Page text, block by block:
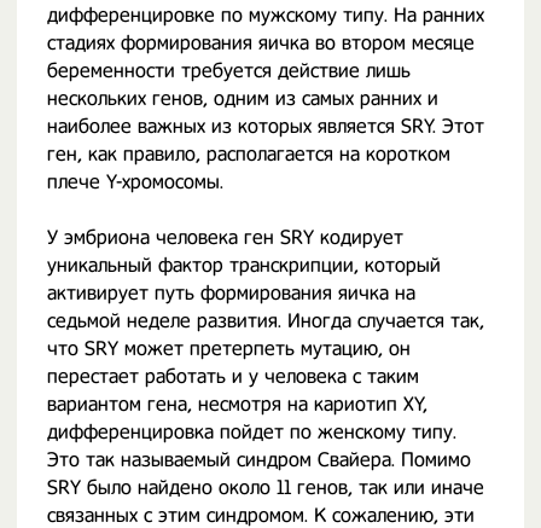
дифференцировке по мужскому типу. На ранних
стадиях формирования яичка во втором месяце
беременности требуется действие лишь
нескольких генов, одним из самых ранних и
наиболее важных из которых является SRY. Этот
ген, как правило, располагается на коротком
плече Y-хромосомы.
У эмбриона человека ген SRY кодирует
уникальный фактор транскрипции, который
активирует путь формирования яичка на
седьмой неделе развития. Иногда случается так,
что SRY может претерпеть мутацию, он
перестает работать и у человека с таким
вариантом гена, несмотря на кариотип XY,
дифференцировка пойдет по женскому типу.
Это так называемый синдром Свайера. Помимо
SRY было найдено около 11 генов, так или иначе
связанных с этим синдромом. К сожалению, эти